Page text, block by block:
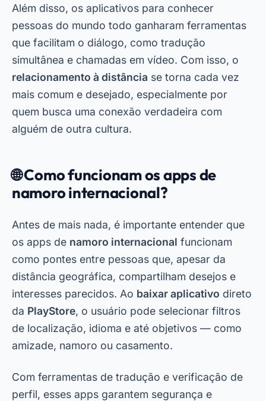
Além disso, os aplicativos para conhecer
pessoas do mundo todo ganharam ferramentas
que facilitam o diálogo, como tradução
simultânea e chamadas em vídeo. Com isso, o
relacionamento à distância se torna cada vez
mais comum e desejado, especialmente por
quem busca uma conexão verdadeira com
alguém de outra cultura.
🌐 Como funcionam os apps de
namoro internacional?
Antes de mais nada, é importante entender que
os apps de namoro internacional funcionam
como pontes entre pessoas que, apesar da
distância geográfica, compartilham desejos e
interesses parecidos. Ao baixar aplicativo direto
da PlayStore, o usuário pode selecionar filtros
de localização, idioma e até objetivos — como
amizade, namoro ou casamento.
Com ferramentas de tradução e verificação de
perfil, esses apps garantem segurança e